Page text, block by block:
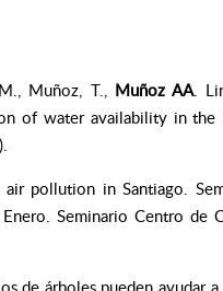
Muñoz, T., Muñoz AA.
of water availability in the
pollution in Santiago.
Seminario Centro de
de árboles pueden ayudar